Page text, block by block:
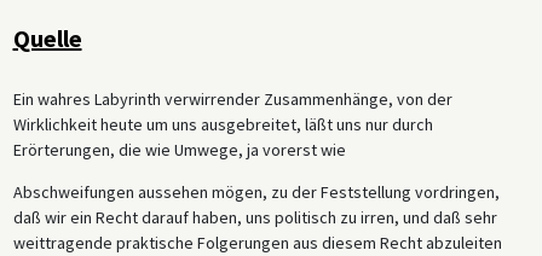
Quelle
Ein wahres Labyrinth verwirrender Zusammenhänge, von der
Wirklichkeit heute um uns ausgebreitet, läßt uns nur durch
Erörterungen, die wie Umwege, ja vorerst wie
Abschweifungen aussehen mögen, zu der Feststellung vordringen,
daß wir ein Recht darauf haben, uns politisch zu irren, und daß sehr
weittragende praktische Folgerungen aus diesem Recht abzuleiten